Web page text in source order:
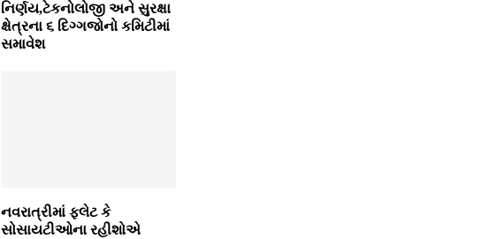
નિર્ણય,ટેકનોલોજી અને સુરક્ષા
ક્ષેત્રના ૬ દિગ્ગજોનો કમિટીમાં
સમાવેશ
નવરાત્રીમાં ફ્લેટ કે
સોસાયટીઓના રહીશોએ